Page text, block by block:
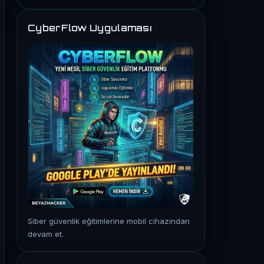
araştırın.
CyberFlow Uygulaması
Siber güvenlik eğitimlerine mobil cihazından
devam et.